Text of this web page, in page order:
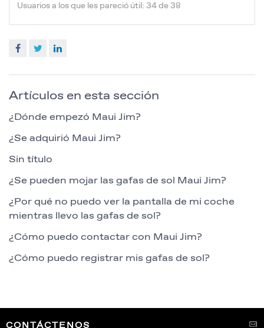
Usuarios a los que les pareció útil: 34 de 38
Facebook
Twitter
Artículos en esta sección
¿Dónde empezó Maui Jim?
¿Se adquirió Maui Jim?
Sin título
¿Se pueden mojar las gafas de sol Maui Jim?
¿Por qué no puedo ver la pantalla de mi coche
mientras llevo las gafas de sol?
¿Cómo puedo contactar con Maui Jim?
¿Cómo puedo registrar mis gafas de sol?
CONTÁCTENOS